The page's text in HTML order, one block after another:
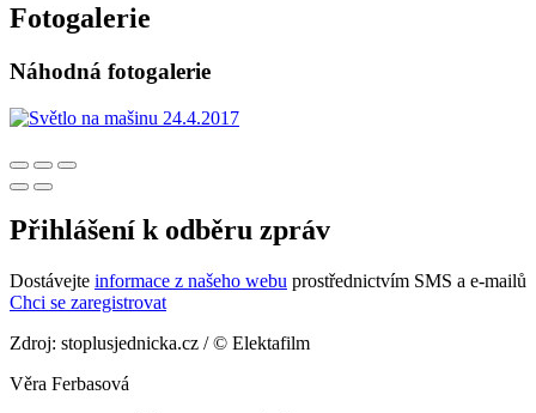
Fotogalerie
Náhodná fotogalerie
Přihlášení k odběru zpráv
Dostávejte informace z našeho webu prostřednictvím SMS a e-mailů
Chci se zaregistrovat
Zdroj: stoplusjednicka.cz / © Elektafilm
Věra Ferbasová